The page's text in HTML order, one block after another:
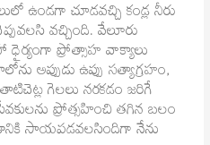
ఉండగా చూడవచ్చి కండ్ల నీరు
వచ్చింది. వేలూరు
ప్రోత్సాహ వాక్యాలు
అప్పుడు ఉప్పు సత్యాగ్రహం,
గెలలు నరకడం జరిగే
ప్రోత్సహించి తగిన బలం
సాయపడవలసిందిగా నేను